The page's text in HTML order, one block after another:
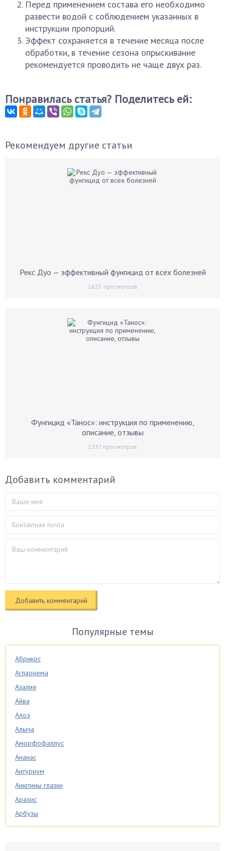
Перед применением состава его необходимо
развести водой с соблюдением указанных в
инструкции пропорций.
Эффект сохраняется в течение месяца после
обработки, в течение сезона опрыскивание
рекомендуется проводить не чаще двух раз.
Понравилась статья? Поделитесь ей:
Рекомендуем другие статьи
Рекс Дуо — эффективный фунгицид от всех болезней
1625 просмотров
Фунгицид «Танос»: инструкция по применению,
описание, отзывы
2337 просмотров
Добавить комментарий
Популярные темы
Абрикос
Аглаонема
Азалия
Айва
Алоэ
Алыча
Аморфофаллус
Ананас
Антуриум
Анютины глазки
Арахис
Арбузы
Аспарагус